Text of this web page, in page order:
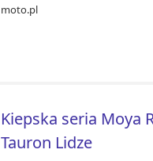
moto.pl
Kiepska seria Moya
Tauron Lidze